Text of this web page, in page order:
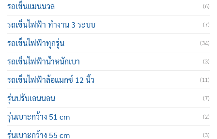
รถเข็นแมนนวล (6)
รถเข็นไฟฟ้า ทำงาน 3 ระบบ (7)
รถเข็นไฟฟ้าทุกรุ่น (34)
รถเข็นไฟฟ้าน้ำหนักเบา (3)
รถเข็นไฟฟ้าล้อแมกซ์ 12 นิ้ว (11)
รุ่นปรับเอนนอน (7)
รุ่นเบาะกว้าง 51 cm (2)
รุ่นเบาะกว้าง 55 cm (3)